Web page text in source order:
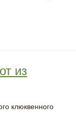
из
клюквенного